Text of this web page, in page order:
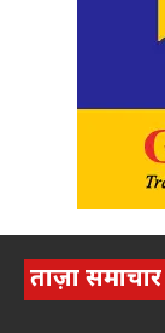
ताज़ा समाचार